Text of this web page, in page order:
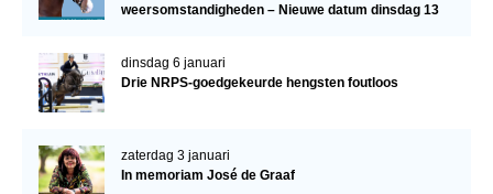
weersomstandigheden – Nieuwe datum dinsdag 13
dinsdag 6 januari
Drie NRPS-goedgekeurde hengsten foutloos
zaterdag 3 januari
In memoriam José de Graaf